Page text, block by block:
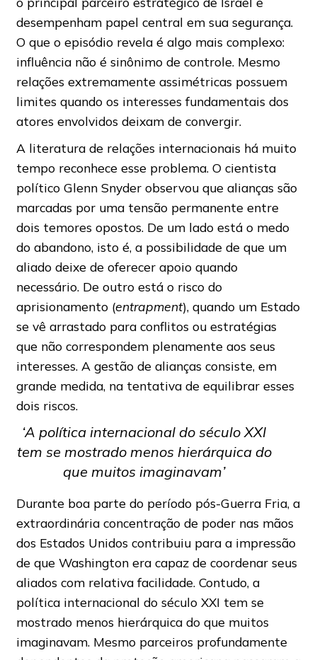
desempenham papel central em sua segurança.
O que o episódio revela é algo mais complexo:
influência não é sinônimo de controle. Mesmo
relações extremamente assimétricas possuem
limites quando os interesses fundamentais dos
atores envolvidos deixam de convergir.
A literatura de relações internacionais há muito
tempo reconhece esse problema. O cientista
político Glenn Snyder observou que alianças são
marcadas por uma tensão permanente entre
dois temores opostos. De um lado está o medo
do abandono, isto é, a possibilidade de que um
aliado deixe de oferecer apoio quando
necessário. De outro está o risco do
aprisionamento (entrapment), quando um Estado
se vê arrastado para conflitos ou estratégias
que não correspondem plenamente aos seus
interesses. A gestão de alianças consiste, em
grande medida, na tentativa de equilibrar esses
dois riscos.
‘A política internacional do século XXI
tem se mostrado menos hierárquica do
que muitos imaginavam’
Durante boa parte do período pós-Guerra Fria, a
extraordinária concentração de poder nas mãos
dos Estados Unidos contribuiu para a impressão
de que Washington era capaz de coordenar seus
aliados com relativa facilidade. Contudo, a
política internacional do século XXI tem se
mostrado menos hierárquica do que muitos
imaginavam. Mesmo parceiros profundamente